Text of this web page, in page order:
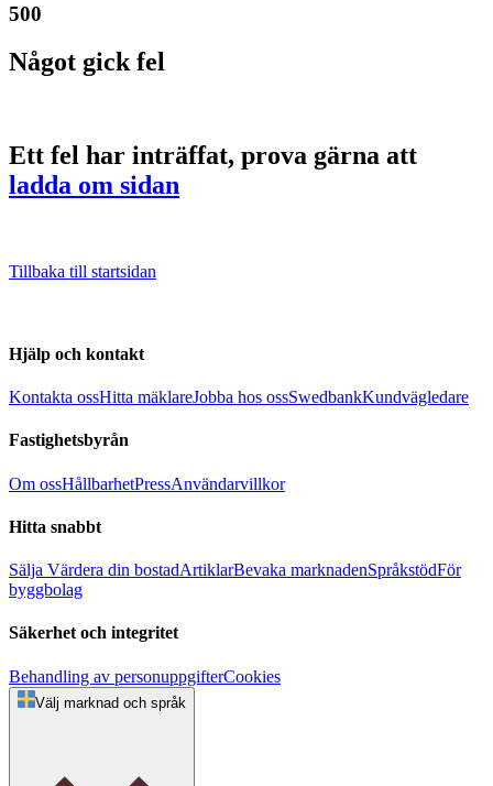
500
Något gick fel
Ett fel har inträffat, prova gärna att
ladda om sidan
Tillbaka till startsidan
Hjälp och kontakt
Kontakta ossHitta mäklareJobba hos ossSwedbankKundvägledare
Fastighetsbyrån
Om ossHållbarhetPressAnvändarvillkor
Hitta snabbt
Sälja Värdera din bostadArtiklarBevaka marknadenSpråkstödFör
byggbolag
Säkerhet och integritet
Behandling av personuppgifterCookies
Välj marknad och språk